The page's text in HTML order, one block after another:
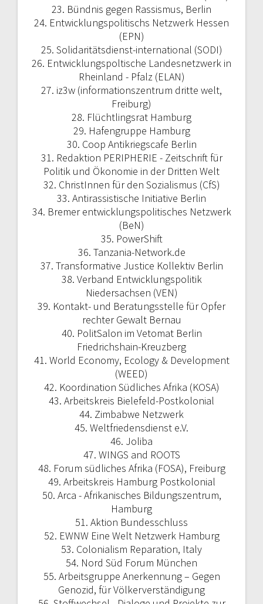
23. Bündnis gegen Rassismus, Berlin
24. Entwicklungspolitischs Netzwerk Hessen
(EPN)
25. Solidaritätsdienst-international (SODI)
26. Entwicklungspoltische Landesnetzwerk in
Rheinland - Pfalz (ELAN)
27. iz3w (informationszentrum dritte welt,
Freiburg)
28. Flüchtlingsrat Hamburg
29. Hafengruppe Hamburg
30. Coop Antikriegscafe Berlin
31. Redaktion PERIPHERIE - Zeitschrift für
Politik und Ökonomie in der Dritten Welt
32. ChristInnen für den Sozialismus (CfS)
33. Antirassistische Initiative Berlin
34. Bremer entwicklungspolitisches Netzwerk
(BeN)
35. PowerShift
36. Tanzania-Network.de
37. Transformative Justice Kollektiv Berlin
38. Verband Entwicklungspolitik
Niedersachsen (VEN)
39. Kontakt- und Beratungsstelle für Opfer
rechter Gewalt Bernau
40. PolitSalon im Vetomat Berlin
Friedrichshain-Kreuzberg
41. World Economy, Ecology & Development
(WEED)
42. Koordination Südliches Afrika (KOSA)
43. Arbeitskreis Bielefeld-Postkolonial
44. Zimbabwe Netzwerk
45. Weltfriedensdienst e.V.
46. Joliba
47. WINGS and ROOTS
48. Forum südliches Afrika (FOSA), Freiburg
49. Arbeitskreis Hamburg Postkolonial
50. Arca - Afrikanisches Bildungszentrum,
Hamburg
51. Aktion Bundesschluss
52. EWNW Eine Welt Netzwerk Hamburg
53. Colonialism Reparation, Italy
54. Nord Süd Forum München
55. Arbeitsgruppe Anerkennung – Gegen
Genozid, für Völkerverständigung